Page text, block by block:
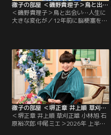
徹子の部屋 ＜磯野貴理子＞鳥と出会い…人生に大きな変化が（2026/07/31放送分）
＜磯野貴理子＞鳥と出会い…人生に
大きな変化が／12年前に脳梗塞を経
きになったことで、鳥の写真を撮ろ
うとカメラを始め、その写真を発表
するためにSNSも。そして様々な鳥
を観察するため、登山を始めるな
ど、人生が豊かになったと語る。ま
た、昨年は「終活」を始め…。
徹子の部屋 ＜堺正章 井上順 草刈正雄 小林旭 石原裕次郎 中尾ミエ＞2026年 上半期傑作選（3）（2026/07/29放送分）
＜堺正章 井上順 草刈正雄 小林旭 石
原裕次郎 中尾ミエ＞2026年 上半期